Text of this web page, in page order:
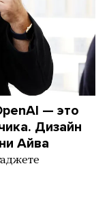
— это
Дизайн
Айва